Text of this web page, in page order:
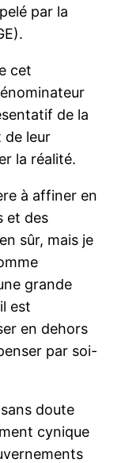
par la
cet
de la
de leur
la réalité.
à affiner en
et des
sûr, mais je
grande
est
en dehors
par soi-
doute
cynique